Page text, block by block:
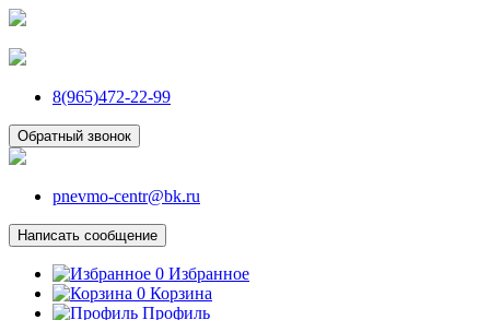
8(965)472-22-99
Обратный звонок
pnevmo-centr@bk.ru
Написать сообщение
0 Избранное
0 Корзина
Профиль